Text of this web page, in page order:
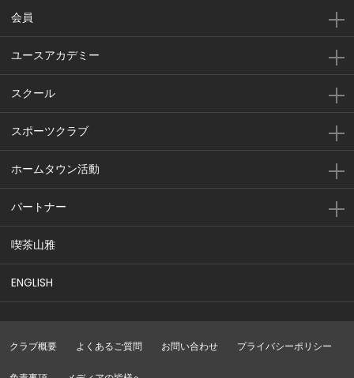
会員
ユースアカデミー
スクール
スポーツクラブ
ホームタウン活動
パートナー
喫茶山雅
ENGLISH
クラブ概要 よくあるご質問 お問い合わせ プライバシーポリシー